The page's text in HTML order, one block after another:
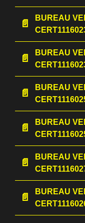
BUREAU
BUREAU
BUREAU
BUREAU
BUREAU
BUREAU